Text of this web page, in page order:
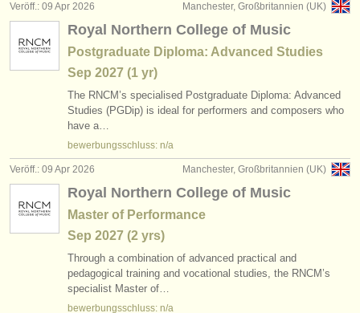
verzeichnisse:
orchester
musikhochschulen
jugendorchester
über musicalchairs
kontakt
rss feeds
nachrichten in der klassischen musik
Manchester, Großbritannien (UK)
Veröff.: 09 Apr 2026
Royal Northern College of Music
Postgraduate Diploma: Advanced Studies
Sep 2027 (1 yr)
The RNCM’s specialised Postgraduate Diploma: Advanced
Studies (PGDip) is ideal for performers and composers who
have a…
bewerbungsschluss: n/a
Manchester, Großbritannien (UK)
Veröff.: 09 Apr 2026
Royal Northern College of Music
Master of Performance
Sep 2027 (2 yrs)
Through a combination of advanced practical and
pedagogical training and vocational studies, the RNCM’s
specialist Master of…
bewerbungsschluss: n/a